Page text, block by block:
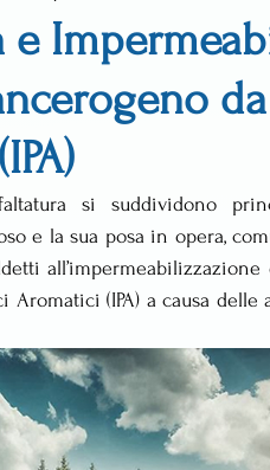
e
si suddividono
e la sua posa in opera,
Aromatici (IPA) a causa